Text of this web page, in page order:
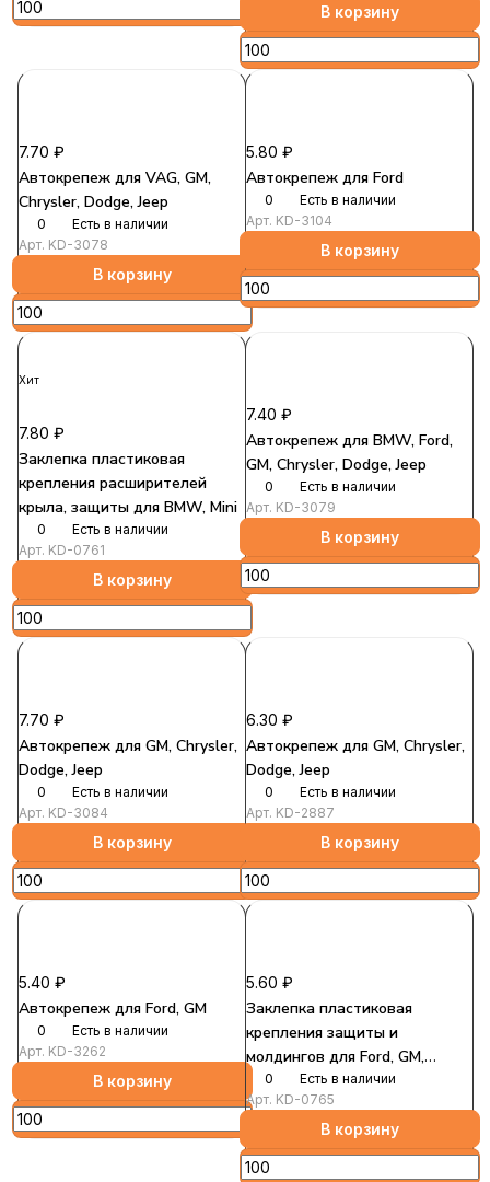
В корзину
7.70 ₽
Автокрепеж для VAG, GM,
Chrysler, Dodge, Jeep
0
Есть в наличии
Арт. KD-3078
В корзину
5.80 ₽
Автокрепеж для Ford
0
Есть в наличии
Арт. KD-3104
В корзину
Хит
7.80 ₽
Заклепка пластиковая
крепления расширителей
крыла, защиты для BMW, Mini
0
Есть в наличии
Арт. KD-0761
В корзину
7.40 ₽
Автокрепеж для BMW, Ford,
GM, Chrysler, Dodge, Jeep
0
Есть в наличии
Арт. KD-3079
В корзину
7.70 ₽
Автокрепеж для GM, Chrysler,
Dodge, Jeep
0
Есть в наличии
Арт. KD-3084
В корзину
6.30 ₽
Автокрепеж для GM, Chrysler,
Dodge, Jeep
0
Есть в наличии
Арт. KD-2887
В корзину
5.40 ₽
Автокрепеж для Ford, GM
0
Есть в наличии
Арт. KD-3262
В корзину
5.60 ₽
Заклепка пластиковая
крепления защиты и
молдингов для Ford, GM,
Chrysler, Dodge, Jeep, BMW
эконом
0
Есть в наличии
Арт. KD-0765
В корзину